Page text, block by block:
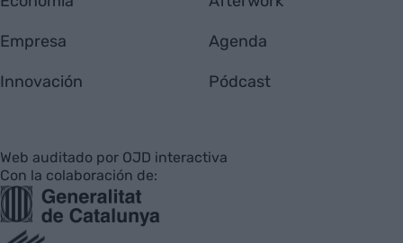
Empresa
Innovación
Agenda
Pódcast
Web auditado por OJD interactiva
Con la colaboración de: